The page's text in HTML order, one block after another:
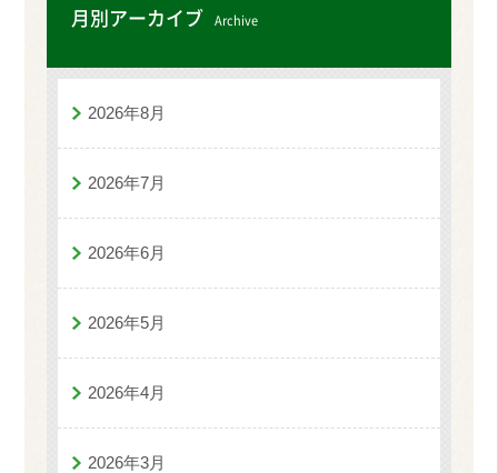
月別アーカイブ Archive
2026年8月
2026年7月
2026年6月
2026年5月
2026年4月
2026年3月